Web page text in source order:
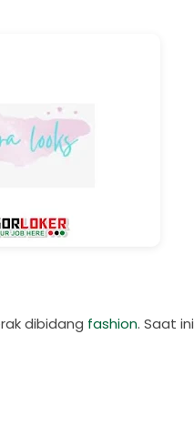
dibidang fashion. Saat